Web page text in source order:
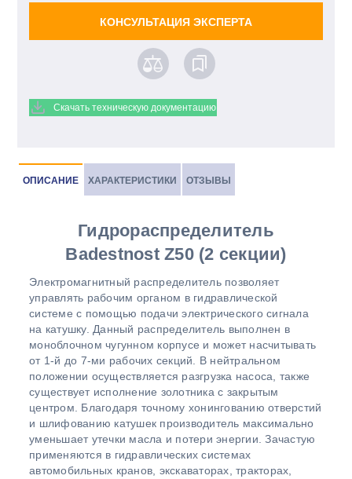
КОНСУЛЬТАЦИЯ ЭКСПЕРТА
Скачать техническую документацию
ОПИСАНИЕ ХАРАКТЕРИСТИКИ ОТЗЫВЫ
Гидрораспределитель
Badestnost Z50 (2 секции)
Электромагнитный распределитель позволяет
управлять рабочим органом в гидравлической
системе с помощью подачи электрического сигнала
на катушку. Данный распределитель выполнен в
моноблочном чугунном корпусе и может насчитывать
от 1-й до 7-ми рабочих секций. В нейтральном
положении осуществляется разгрузка насоса, также
существует исполнение золотника с закрытым
центром. Благодаря точному хонингованию отверстий
и шлифованию катушек производитель максимально
уменьшает утечки масла и потери энергии. Зачастую
применяются в гидравлических системах
автомобильных кранов, экскаваторах, тракторах,